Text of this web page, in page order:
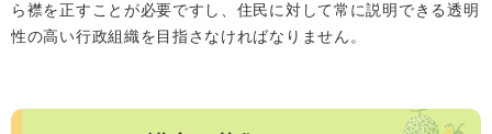
ら襟を正すことが必要ですし、住民に対して常に説明できる透明
性の高い行政組織を目指さなければなりません。